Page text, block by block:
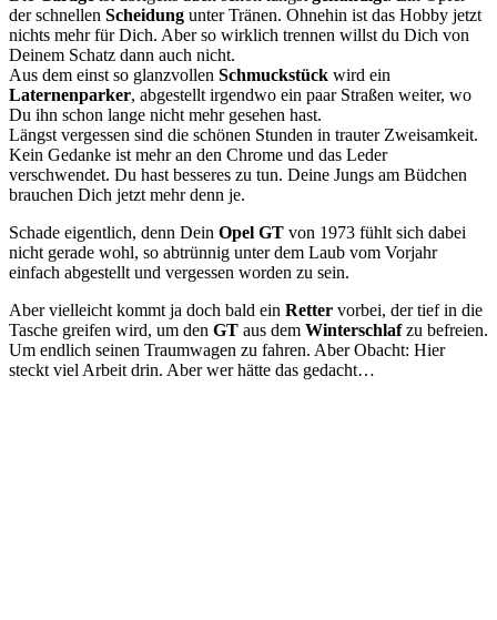
der schnellen Scheidung unter Tränen. Ohnehin ist das Hobby jetzt
nichts mehr für Dich. Aber so wirklich trennen willst du Dich von
Deinem Schatz dann auch nicht.
Aus dem einst so glanzvollen Schmuckstück wird ein
Laternenparker, abgestellt irgendwo ein paar Straßen weiter, wo
Du ihn schon lange nicht mehr gesehen hast.
Längst vergessen sind die schönen Stunden in trauter Zweisamkeit.
Kein Gedanke ist mehr an den Chrome und das Leder
verschwendet. Du hast besseres zu tun. Deine Jungs am Büdchen
brauchen Dich jetzt mehr denn je.
Schade eigentlich, denn Dein Opel GT von 1973 fühlt sich dabei
nicht gerade wohl, so abtrünnig unter dem Laub vom Vorjahr
einfach abgestellt und vergessen worden zu sein.
Aber vielleicht kommt ja doch bald ein Retter vorbei, der tief in die
Tasche greifen wird, um den GT aus dem Winterschlafzu befreien.
Um endlich seinen Traumwagen zu fahren. Aber Obacht: Hier
steckt viel Arbeit drin. Aber wer hätte das gedacht…